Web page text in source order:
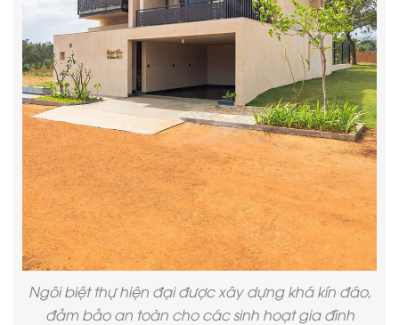
Ngôi biệt thự hiện đại được xây dựng khá kín đáo,
đảm bảo an toàn cho các sinh hoạt gia đình